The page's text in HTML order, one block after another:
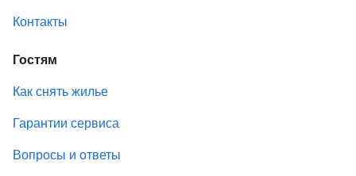
Контакты
Гостям
Как снять жилье
Гарантии сервиса
Вопросы и ответы